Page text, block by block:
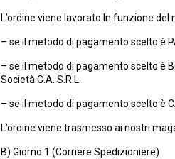
L’ordine viene lavorato In funzione
– se il metodo di pagamento scelto è
– se il metodo di pagamento scelto è
Società G.A. S.R.L.
– se il metodo di pagamento scelto è
L’ordine viene trasmesso ai nostri
B) Giorno 1 (Corriere Spedizioniere)